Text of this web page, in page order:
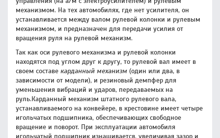
механизмом. На тех автомобилях, где нет усилителя, он
устанавливается между валом рулевой колонки и рулевым
механизмом, и предназначен для передачи усилия от
вращения руля на рулевой механизм.
Так как оси рулевого механизма и рулевой колонки
находятся под углом друг к другу, то рулевой вал имеет в
своем составе карданный механизм (один или два, в
зависимости от модели), и резиновый демпфер для
уменьшения вибраций и ударов, передаваемых на
руль.Карданный механизм штатного рулевого вала,
устанавливаемого на конвейере, в крестовине имеет четыре
игольчатых подшипника, обеспечивающих свободное
вращение и поворот. При эксплуатации автомобиля
игольчатый подшипник изнашивается, увеличивая зазор и